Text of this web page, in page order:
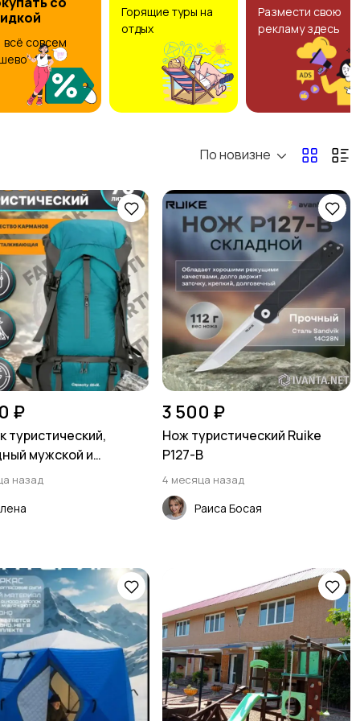
Видеокурсы Сельское хозяйство
всё совсем
Горящие туры на
отдых
Размести свою
рекламу здесь
По новизне
₽
туристический,
мужской и
СИНИЙ,
назад
3 500 ₽
Нож туристический Ruike
P127-B
4 месяца назад
Раиса Босая